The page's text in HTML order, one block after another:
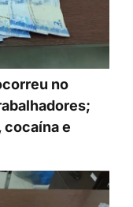
no
cocaína e